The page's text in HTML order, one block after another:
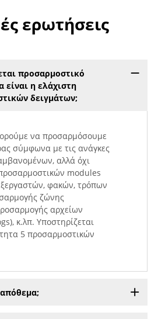
ερωτήσεις
προσαρμοστικό
είναι η ελάχιστη
δειγμάτων;
να προσαρμόσουμε
σύμφωνα με τις ανάγκες
αλλά όχι
modules
φακών, τρόπων
ζώνης
αρχείων
κ.λπ. Υποστηρίζεται
5 προσαρμοστικών
απόθεμα;